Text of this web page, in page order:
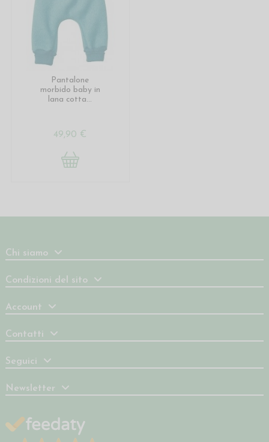
Pantalone
morbido baby in
lana cotta...
49,90 €
Chi siamo
Condizioni del sito
Account
Contatti
Seguici
Newsletter